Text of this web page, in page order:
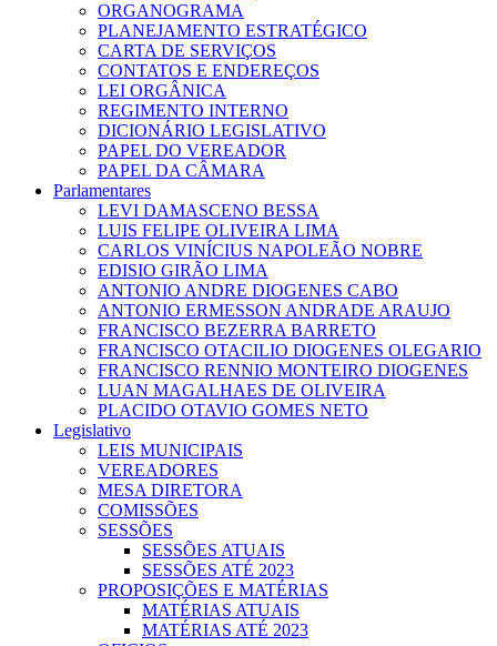
ORGANOGRAMA
PLANEJAMENTO ESTRATÉGICO
CARTA DE SERVIÇOS
CONTATOS E ENDEREÇOS
LEI ORGÂNICA
REGIMENTO INTERNO
DICIONÁRIO LEGISLATIVO
PAPEL DO VEREADOR
PAPEL DA CÂMARA
Parlamentares
LEVI DAMASCENO BESSA
LUIS FELIPE OLIVEIRA LIMA
CARLOS VINÍCIUS NAPOLEÃO NOBRE
EDISIO GIRÃO LIMA
ANTONIO ANDRE DIOGENES CABO
ANTONIO ERMESSON ANDRADE ARAUJO
FRANCISCO BEZERRA BARRETO
FRANCISCO OTACILIO DIOGENES OLEGARIO
FRANCISCO RENNIO MONTEIRO DIOGENES
LUAN MAGALHAES DE OLIVEIRA
PLACIDO OTAVIO GOMES NETO
Legislativo
LEIS MUNICIPAIS
VEREADORES
MESA DIRETORA
COMISSÕES
SESSÕES
SESSÕES ATUAIS
SESSÕES ATÉ 2023
PROPOSIÇÕES E MATÉRIAS
MATÉRIAS ATUAIS
MATÉRIAS ATÉ 2023